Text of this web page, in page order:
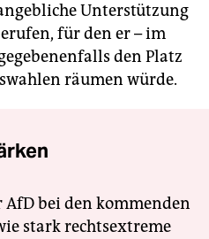
Unterstützung
für den er – im
den Platz
räumen würde.
bei den kommenden
stark rechtsextreme